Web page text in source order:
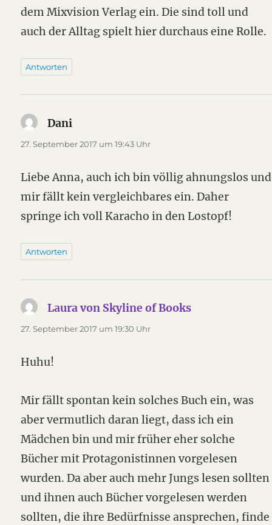
dem Mixvision Verlag ein. Die sind toll und
auch der Alltag spielt hier durchaus eine Rolle.
Antworten
Danisagt:
27. September 2017 um 19:43 Uhr
Liebe Anna, auch ich bin völlig ahnungslos und
mir fällt kein vergleichbares ein. Daher
springe ich voll Karacho in den Lostopf!
Antworten
Laura von Skyline of Bookssagt:
27. September 2017 um 19:30 Uhr
Huhu!
Mir fällt spontan kein solches Buch ein, was
aber vermutlich daran liegt, dass ich ein
Mädchen bin und mir früher eher solche
Bücher mit Protagonistinnen vorgelesen
wurden. Da aber auch mehr Jungs lesen sollten
und ihnen auch Bücher vorgelesen werden
sollten, die ihre Bedürfnisse ansprechen, finde